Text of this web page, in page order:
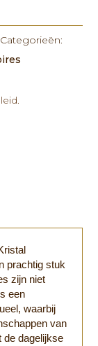
Categorieën:
prachtig stuk
zijn niet
een
waarbij
van
de dagelijkse